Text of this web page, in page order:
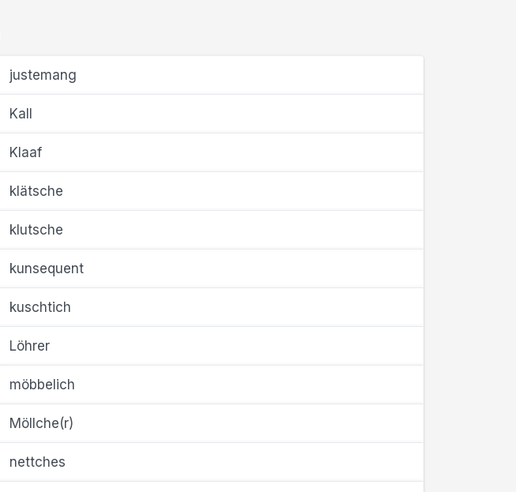
justemang
Kall
Klaaf
klätsche
klutsche
kunsequent
kuschtich
Löhrer
möbbelich
Möllche(r)
nettches